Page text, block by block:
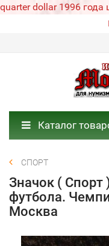
quarter dollar 1996 года
Каталог
СПОРТ
Значок ( Спорт
футбола.
Москва